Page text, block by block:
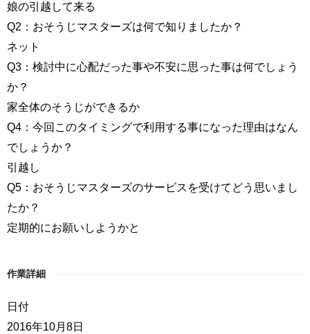
娘の引越して来る
Q2：おそうじマスターズは何で知りましたか？
ネット
Q3：検討中に心配だった事や不安に思った事は何でしょう
か？
家全体のそうじができるか
Q4：今回このタイミングで利用する事になった理由はなん
でしょうか？
引越し
Q5：おそうじマスターズのサービスを受けてどう思いまし
たか？
定期的にお願いしようかと
作業詳細
日付
2016年10月8日